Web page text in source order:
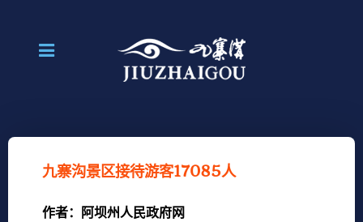
九寨沟景区接待游客17085人
作者：
阿坝州人民政府网